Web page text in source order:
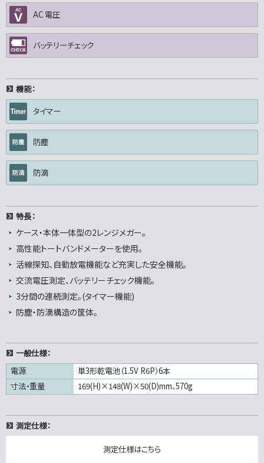
AC 電圧
バッテリーチェック
機能：
タイマー
防塵
防滴
特長：
ケース・本体一体型の2レンジメガー。
高性能トートバンドメーターを使用。
活線探知、自動放電機能など充実した安全機能。
交流電圧測定、バッテリーチェック機能。
3分間の連続測定。(タイマー機能)
防塵・防滴構造の筐体。
一般仕様：
電源
単3形乾電池（1.5V R6P）6本
寸法・重量
169(H)×148(W)×50(D)mm、570g
測定仕様：
測定仕様はこちら